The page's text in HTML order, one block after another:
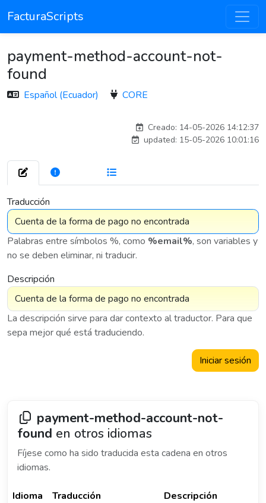
FacturaScripts
payment-method-account-not-
found
Español (Ecuador) CORE
Creado: 14-05-2026 14:12:37
updated: 15-05-2026 10:01:16
Traducción
Palabras entre símbolos %, como %email%, son variables y
no se deben eliminar, ni traducir.
Descripción
La descripción sirve para dar contexto al traductor. Para que
sepa mejor qué está traduciendo.
Iniciar sesión
payment-method-account-not-
found en otros idiomas
Fíjese como ha sido traducida esta cadena en otros
idiomas.
Idioma Traducción
Descripción